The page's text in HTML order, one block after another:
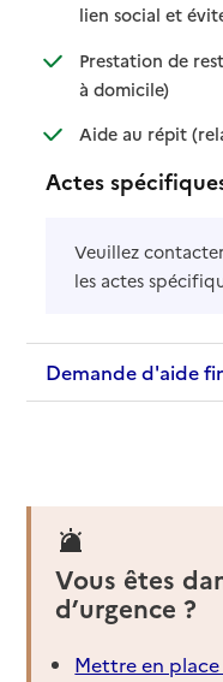
lien social et
Prestation de
à domicile): disponible
: non
Aide au répit
Actes
Veuillez
les actes
Demande d'aide
Vous êtes
d’urgence ?
Mettre en